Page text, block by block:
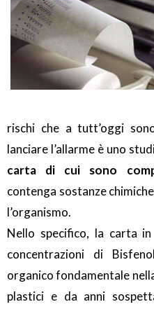
rischi che a tutt’oggi
lanciare l’allarme è uno
carta di cui sono
contenga sostanze
l’organismo.
Nello specifico, la carta
concentrazioni di
organico fondamentale
plastici e da anni